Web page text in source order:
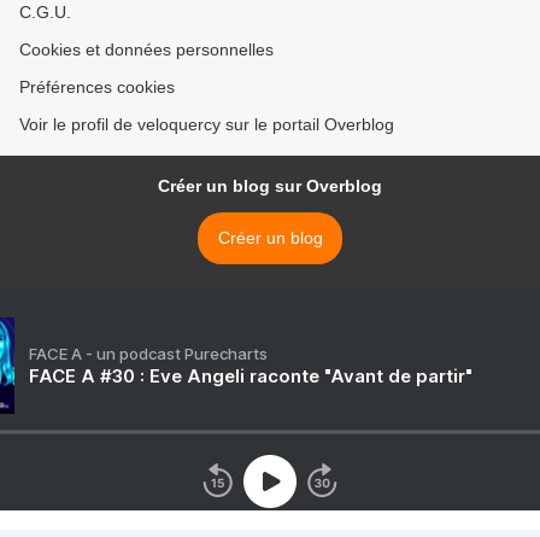
C.G.U.
Cookies et données personnelles
Préférences cookies
Voir le profil de veloquercy sur le portail Overblog
Créer un blog sur Overblog
Créer un blog
FACE A - un podcast Purecharts
FACE A #30 : Eve Angeli raconte "Avant de partir"